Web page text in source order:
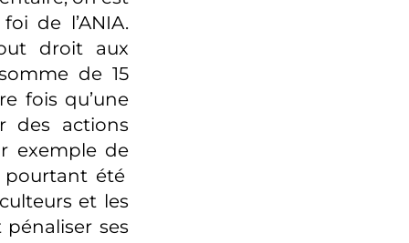
de l’ANIA.
droit aux
de 15
fois qu’une
des actions
exemple de
pourtant été
et les
ses